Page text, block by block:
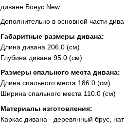
диване Бонус New.
Дополнительно в основной части
Габаритные размеры дивана:
Длина дивана 206.0 (см)
Глубина дивана 95.0 (см)
Размеры спального места дивана:
Длина спального места 186.0 (см)
Ширина спального места 110.0 (см)
Материалы изготовления:
Каркас дивана - деревянный брус,